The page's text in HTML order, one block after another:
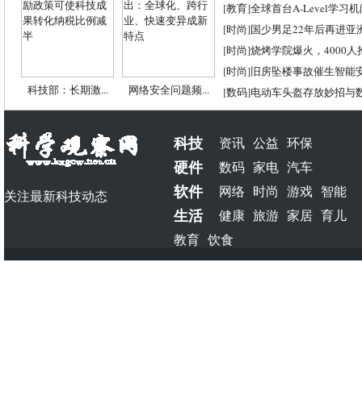
科技部：长期激... 网络安全问题频...
[教育]全球首台A-Level学习
[时尚]国少男足22年后再进亚
[时尚]烧烤学院爆火，4000人
[时尚]旧房坠楼事故催生智能
[数码]电动车头盔存放妙招与
关注最新科技动态
科技 资讯 公益 环保
硬件 数码 家电 汽车
软件 网络 时尚 游戏 智能
生活 健康 旅游 家居 育儿
教育 饮食